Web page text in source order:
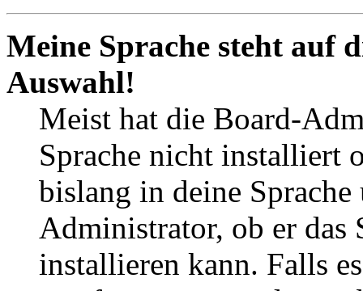
Meine Sprache steht auf
Auswahl!
Meist hat die Board-
Sprache nicht installiert
bislang in deine
Administrator, ob er das
installieren kann. Falls